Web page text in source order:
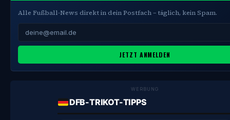
Alle Fußball-News direkt in dein Postfach – täglich, kein Spam.
JETZT ANMELDEN
WERBUNG
DFB-TRIKOT-TIPPS